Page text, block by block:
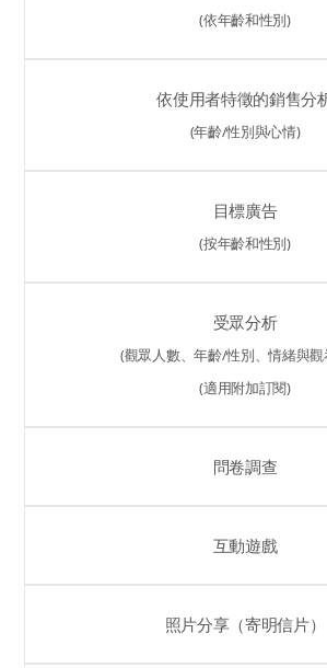
(依年齡和性別)
依使用者特徵的銷售分
(年齡/性別與心情)
目標廣告
(按年齡和性別)
受眾分析
(觀眾人數、年齡/性別、情緒與
(適用附加訂閱)
問卷調查
互動遊戲
照片分享（寄明信片）